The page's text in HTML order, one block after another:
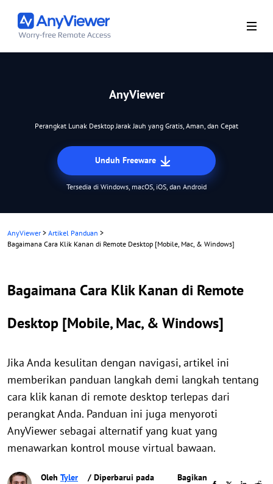
AnyViewer
Perangkat Lunak Desktop Jarak Jauh yang Gratis, Aman, dan Cepat
Unduh Freeware
Tersedia di Windows, macOS, iOS, dan Android
AnyViewer > Artikel Panduan >
Bagaimana Cara Klik Kanan di Remote Desktop [Mobile, Mac, & Windows]
Bagaimana Cara Klik Kanan di Remote
Desktop [Mobile, Mac, & Windows]
Jika Anda kesulitan dengan navigasi, artikel ini
memberikan panduan langkah demi langkah tentang
cara klik kanan di remote desktop terlepas dari
perangkat Anda. Panduan ini juga menyoroti
AnyViewer sebagai alternatif yang kuat yang
menawarkan kontrol mouse virtual bawaan.
Oleh Tyler
/ Diperbarui pada
Bagikan